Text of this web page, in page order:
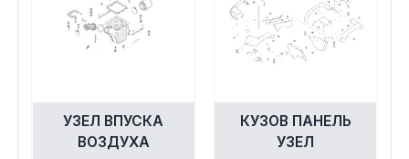
Управление
Шины, диски, гусеницы
УЗЕЛ ВПУСКА
ВОЗДУХА
КУЗОВ ПАНЕЛЬ
УЗЕЛ